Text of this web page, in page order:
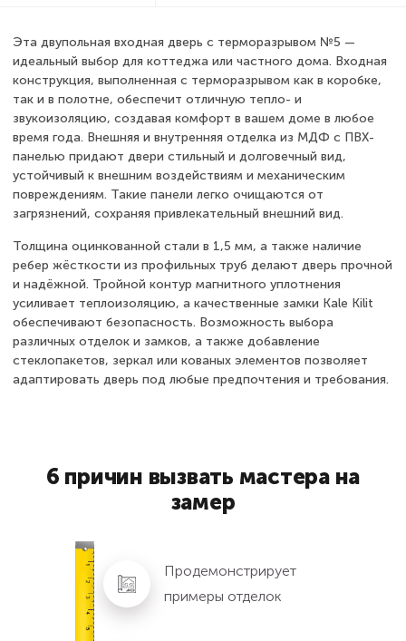
Эта двупольная входная дверь с терморазрывом №5 —
идеальный выбор для коттеджа или частного дома. Входная
конструкция, выполненная с терморазрывом как в коробке,
так и в полотне, обеспечит отличную тепло- и
звукоизоляцию, создавая комфорт в вашем доме в любое
время года. Внешняя и внутренняя отделка из МДФ с ПВХ-
панелью придают двери стильный и долговечный вид,
устойчивый к внешним воздействиям и механическим
повреждениям. Такие панели легко очищаются от
загрязнений, сохраняя привлекательный внешний вид.
Толщина оцинкованной стали в 1,5 мм, а также наличие
ребер жёсткости из профильных труб делают дверь прочной
и надёжной. Тройной контур магнитного уплотнения
усиливает теплоизоляцию, а качественные замки Kale Kilit
обеспечивают безопасность. Возможность выбора
различных отделок и замков, а также добавление
стеклопакетов, зеркал или кованых элементов позволяет
адаптировать дверь под любые предпочтения и требования.
6 причин вызвать мастера на
замер
Продемонстрирует
примеры отделок